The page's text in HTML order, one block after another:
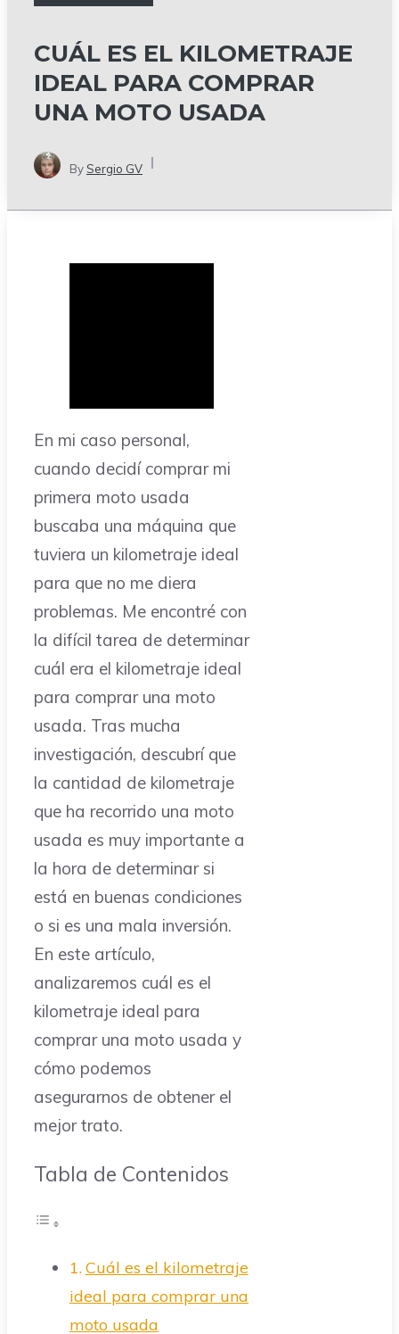
CUÁL ES EL KILOMETRAJE
IDEAL PARA COMPRAR
UNA MOTO USADA
By Sergio GV
En mi caso personal,
cuando decidí comprar mi
primera moto usada
buscaba una máquina que
tuviera un kilometraje ideal
para que no me diera
problemas. Me encontré con
la difícil tarea de determinar
cuál era el kilometraje ideal
para comprar una moto
usada. Tras mucha
investigación, descubrí que
la cantidad de kilometraje
que ha recorrido una moto
usada es muy importante a
la hora de determinar si
está en buenas condiciones
o si es una mala inversión.
En este artículo,
analizaremos cuál es el
kilometraje ideal para
comprar una moto usada y
cómo podemos
asegurarnos de obtener el
mejor trato.
Tabla de Contenidos
Cuál es el kilometraje
ideal para comprar una
moto usada